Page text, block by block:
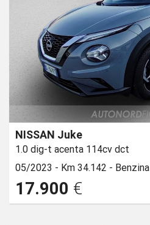
NISSAN Juke
1.0 dig-t acenta 114cv dct
05/2023 - Km 34.142 - Benzina
17.900 €